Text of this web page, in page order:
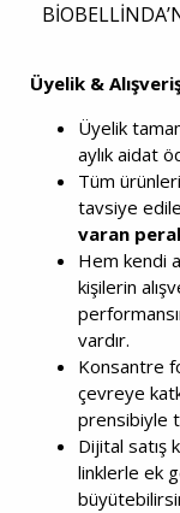
Üyelik &
Üyelik
aylık aidat
Tüm ürünleri
tavsiye
varan
Hem kendi
kişilerin
vardır.
Konsantre
çevreye
prensibiyle
Dijital satış
linklerle ek